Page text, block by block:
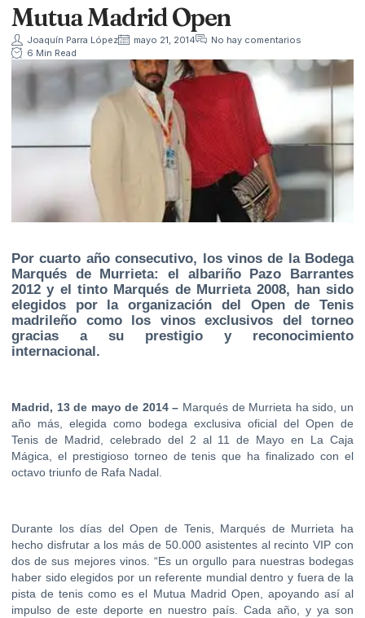
Mutua Madrid Open
Joaquín Parra López mayo 21, 2014
No hay comentarios
6 Min Read
Por cuarto año consecutivo, los vinos de la Bodega
Marqués de Murrieta: el albariño Pazo Barrantes
2012 y el tinto Marqués de Murrieta 2008, han sido
elegidos por la organización del Open de Tenis
madrileño como los vinos exclusivos del torneo
gracias a su prestigio y reconocimiento
internacional.
Madrid, 13 de mayo de 2014 – Marqués de Murrieta ha sido, un
año más, elegida como bodega exclusiva oficial del Open de
Tenis de Madrid, celebrado del 2 al 11 de Mayo en La Caja
Mágica, el prestigioso torneo de tenis que ha finalizado con el
octavo triunfo de Rafa Nadal.
Durante los días del Open de Tenis, Marqués de Murrieta ha
hecho disfrutar a los más de 50.000 asistentes al recinto VIP con
dos de sus mejores vinos. “Es un orgullo para nuestras bodegas
haber sido elegidos por un referente mundial dentro y fuera de la
pista de tenis como es el Mutua Madrid Open, apoyando así al
impulso de este deporte en nuestro país. Cada año, y ya son